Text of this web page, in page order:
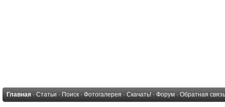
Главная · Статьи · Поиск · Фотогалерея · Скачать! · Форум · Обратная связь